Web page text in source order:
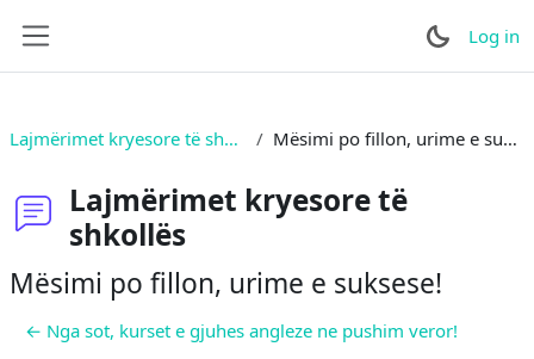
Log in
Lajmërimet kryesore të shkollës Mësimi po fillon, urime e suksese!
Lajmërimet kryesore të
shkollës
Mësimi po fillon, urime e suksese!
← Nga sot, kurset e gjuhes angleze ne pushim veror!